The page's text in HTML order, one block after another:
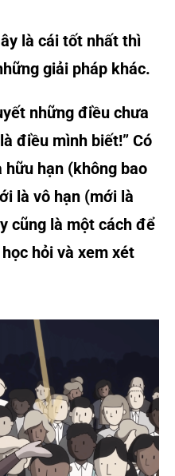
là cái tốt nhất thì
giải pháp khác.
những điều chưa
điều mình biết!” Có
hạn (không bao
là vô hạn (mới là
cũng là một cách để
hỏi và xem xét